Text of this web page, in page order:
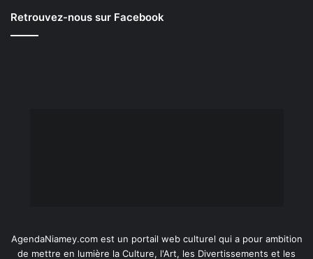
Retrouvez-nous sur Facebook
AgendaNiamey.com est un portail web culturel qui a pour ambition
de mettre en lumière la Culture, l'Art, les Divertissements et les